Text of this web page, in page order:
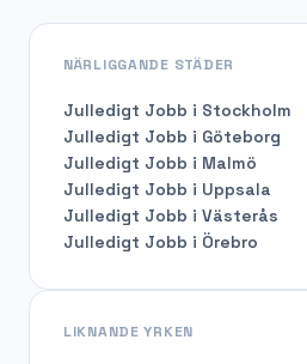
NÄRLIGGANDE STÄDER
Julledigt Jobb i Stockholm
Julledigt Jobb i Göteborg
Julledigt Jobb i Malmö
Julledigt Jobb i Uppsala
Julledigt Jobb i Västerås
Julledigt Jobb i Örebro
LIKNANDE YRKEN